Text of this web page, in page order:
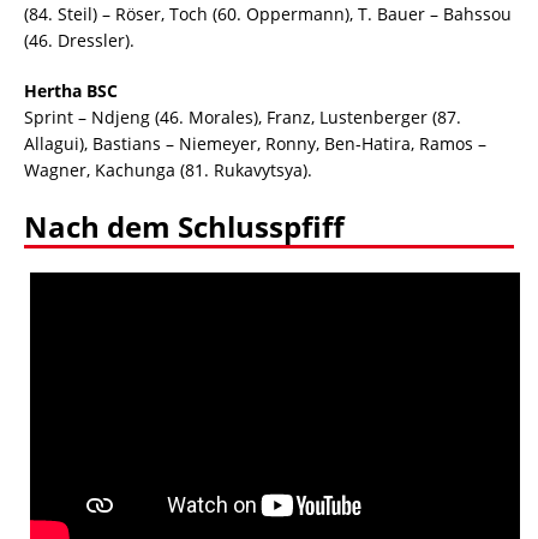
(84. Steil) – Röser, Toch (60. Oppermann), T. Bauer – Bahssou
(46. Dressler).
Hertha BSC
Sprint – Ndjeng (46. Morales), Franz, Lustenberger (87.
Allagui), Bastians – Niemeyer, Ronny, Ben-Hatira, Ramos –
Wagner, Kachunga (81. Rukavytsya).
Nach dem Schlusspfiff